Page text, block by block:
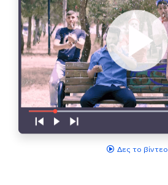
Δες το βίντεο